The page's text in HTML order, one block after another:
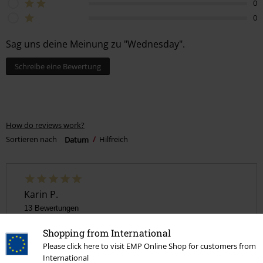
Shopping from International
Please click here to visit EMP Online Shop for customers from
International
0
0
Sag uns deine Meinung zu "Wednesday".
Schreibe eine Bewertung
How do reviews work?
Sortieren nach
Datum Hilfreich
Karin P.
13 Bewertungen
Wednesday
Sie ist klasse hat meine tochter sich drüber gefreut super benutzt